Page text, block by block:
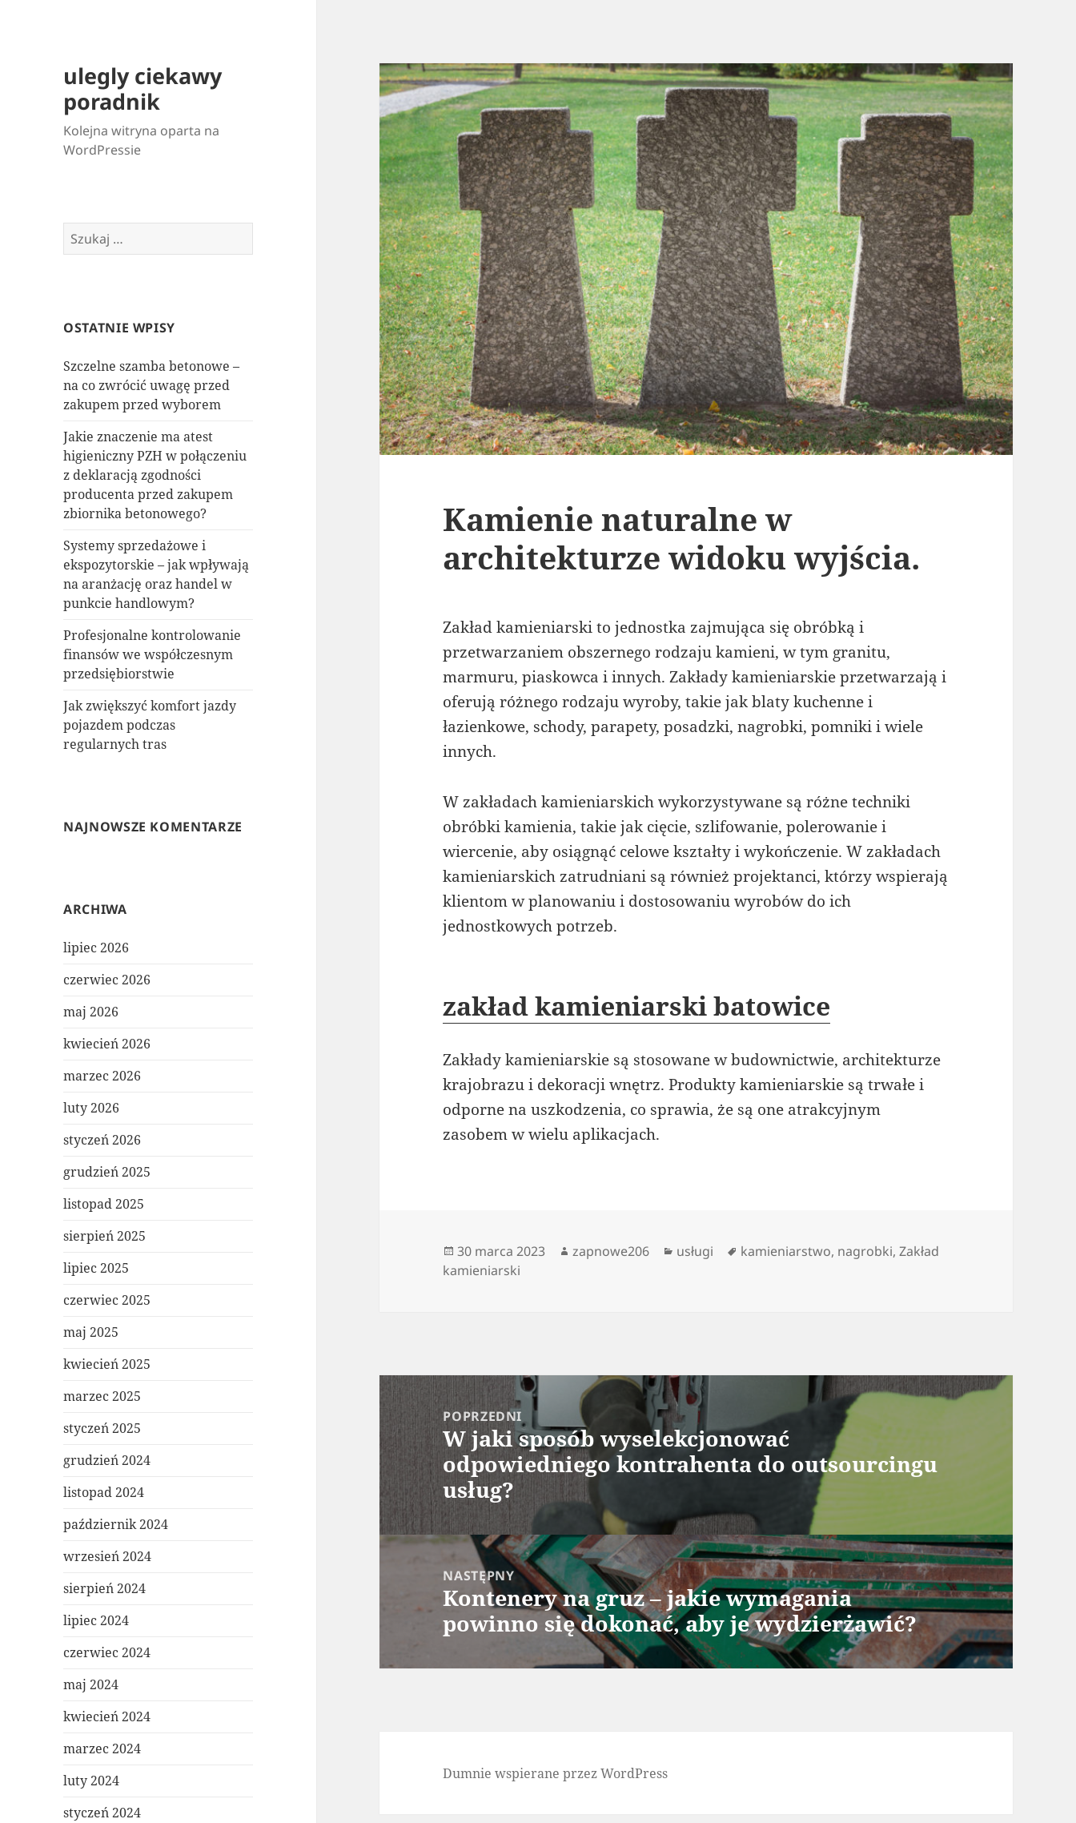
ulegly ciekawy
poradnik
Kolejna witryna oparta na
WordPressie
Szukaj:
OSTATNIE WPISY
Szczelne szamba betonowe –
na co zwrócić uwagę przed
zakupem przed wyborem
Jakie znaczenie ma atest
higieniczny PZH w połączeniu
z deklaracją zgodności
producenta przed zakupem
zbiornika betonowego?
Systemy sprzedażowe i
ekspozytorskie – jak wpływają
na aranżację oraz handel w
punkcie handlowym?
Profesjonalne kontrolowanie
finansów we współczesnym
przedsiębiorstwie
Jak zwiększyć komfort jazdy
pojazdem podczas
regularnych tras
NAJNOWSZE KOMENTARZE
ARCHIWA
lipiec 2026
czerwiec 2026
maj 2026
kwiecień 2026
marzec 2026
luty 2026
styczeń 2026
grudzień 2025
listopad 2025
sierpień 2025
lipiec 2025
czerwiec 2025
maj 2025
kwiecień 2025
marzec 2025
styczeń 2025
grudzień 2024
listopad 2024
październik 2024
wrzesień 2024
sierpień 2024
lipiec 2024
czerwiec 2024
maj 2024
kwiecień 2024
marzec 2024
luty 2024
styczeń 2024
Kamienie naturalne w
architekturze widoku wyjścia.
Zakład kamieniarski to jednostka zajmująca się obróbką i
przetwarzaniem obszernego rodzaju kamieni, w tym granitu,
marmuru, piaskowca i innych. Zakłady kamieniarskie przetwarzają i
oferują różnego rodzaju wyroby, takie jak blaty kuchenne i
łazienkowe, schody, parapety, posadzki, nagrobki, pomniki i wiele
innych.
W zakładach kamieniarskich wykorzystywane są różne techniki
obróbki kamienia, takie jak cięcie, szlifowanie, polerowanie i
wiercenie, aby osiągnąć celowe kształty i wykończenie. W zakładach
kamieniarskich zatrudniani są również projektanci, którzy wspierają
klientom w planowaniu i dostosowaniu wyrobów do ich
jednostkowych potrzeb.
zakład kamieniarski batowice
Zakłady kamieniarskie są stosowane w budownictwie, architekturze
krajobrazu i dekoracji wnętrz. Produkty kamieniarskie są trwałe i
odporne na uszkodzenia, co sprawia, że są one atrakcyjnym
zasobem w wielu aplikacjach.
Data
publikacji
30 marca 2023 Autor
zapnowe206 Kategorie
usługi Tagi
kamieniarstwo, nagrobki,Zakład
kamieniarski
Nawigacja
wpisu
POPRZEDNI
Poprzedni
wpis:
W jaki sposób wyselekcjonować
odpowiedniego kontrahenta do outsourcingu
usług?
NASTĘPNY
Następny
wpis:
Kontenery na gruz – jakie wymagania
powinno się dokonać, aby je wydzierżawić?
Dumnie wspierane przez WordPress